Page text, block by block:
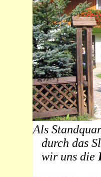
Als
durch das
wir uns die